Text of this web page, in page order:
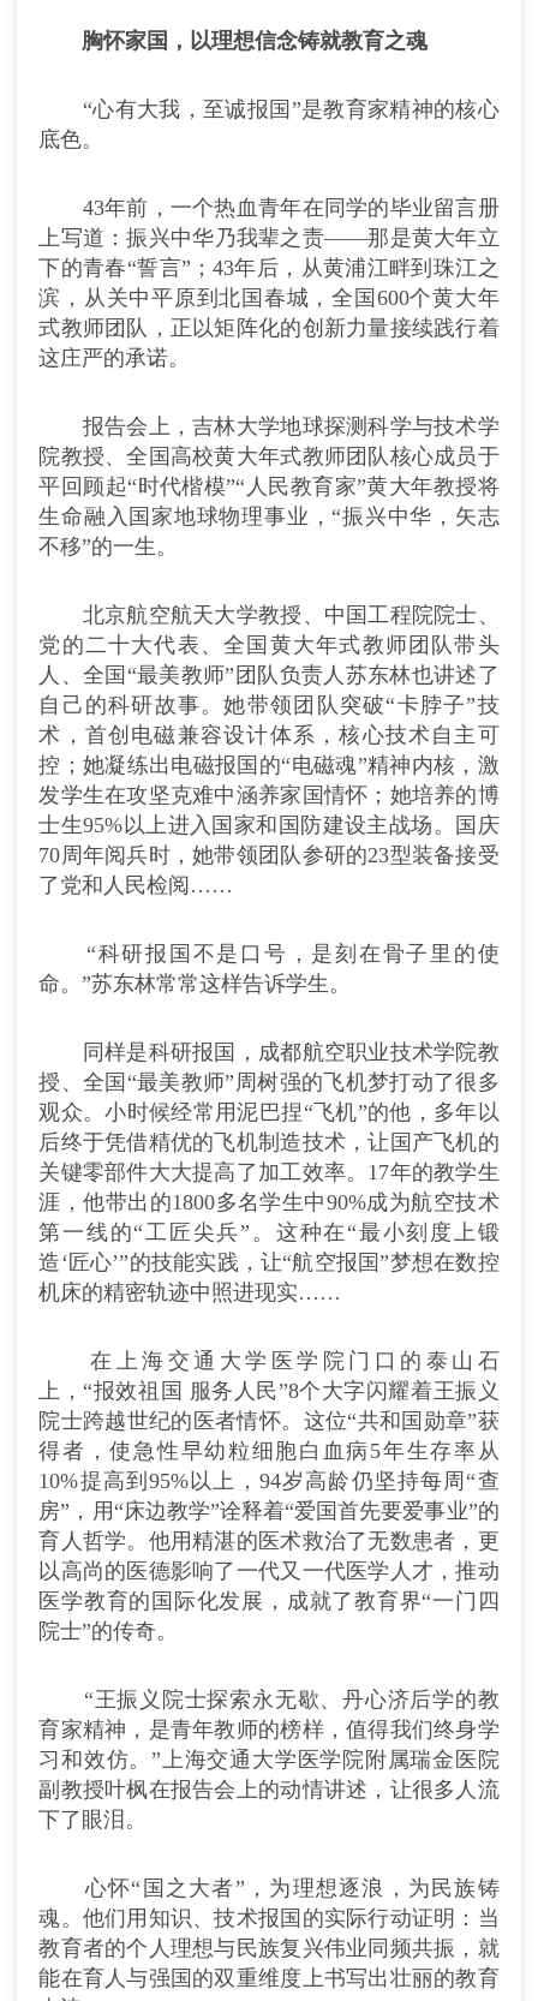
胸怀家国，以理想信念铸就教育之魂
“心有大我，至诚报国”是教育家精神的核心
底色。
43年前，一个热血青年在同学的毕业留言册
上写道：振兴中华乃我辈之责——那是黄大年立
下的青春“誓言”；43年后，从黄浦江畔到珠江之
滨，从关中平原到北国春城，全国600个黄大年
式教师团队，正以矩阵化的创新力量接续践行着
这庄严的承诺。
报告会上，吉林大学地球探测科学与技术学
院教授、全国高校黄大年式教师团队核心成员于
平回顾起“时代楷模”“人民教育家”黄大年教授将
生命融入国家地球物理事业，“振兴中华，矢志
不移”的一生。
北京航空航天大学教授、中国工程院院士、
党的二十大代表、全国黄大年式教师团队带头
人、全国“最美教师”团队负责人苏东林也讲述了
自己的科研故事。她带领团队突破“卡脖子”技
术，首创电磁兼容设计体系，核心技术自主可
控；她凝练出电磁报国的“电磁魂”精神内核，激
发学生在攻坚克难中涵养家国情怀；她培养的博
士生95%以上进入国家和国防建设主战场。国庆
70周年阅兵时，她带领团队参研的23型装备接受
了党和人民检阅……
“科研报国不是口号，是刻在骨子里的使
命。”苏东林常常这样告诉学生。
同样是科研报国，成都航空职业技术学院教
授、全国“最美教师”周树强的飞机梦打动了很多
观众。小时候经常用泥巴捏“飞机”的他，多年以
后终于凭借精优的飞机制造技术，让国产飞机的
关键零部件大大提高了加工效率。17年的教学生
涯，他带出的1800多名学生中90%成为航空技术
第一线的“工匠尖兵”。这种在“最小刻度上锻
造‘匠心’”的技能实践，让“航空报国”梦想在数控
机床的精密轨迹中照进现实……
在上海交通大学医学院门口的泰山石
上，“报效祖国 服务人民”8个大字闪耀着王振义
院士跨越世纪的医者情怀。这位“共和国勋章”获
得者，使急性早幼粒细胞白血病5年生存率从
10%提高到95%以上，94岁高龄仍坚持每周“查
房”，用“床边教学”诠释着“爱国首先要爱事业”的
育人哲学。他用精湛的医术救治了无数患者，更
以高尚的医德影响了一代又一代医学人才，推动
医学教育的国际化发展，成就了教育界“一门四
院士”的传奇。
“王振义院士探索永无歇、丹心济后学的教
育家精神，是青年教师的榜样，值得我们终身学
习和效仿。”上海交通大学医学院附属瑞金医院
副教授叶枫在报告会上的动情讲述，让很多人流
下了眼泪。
心怀“国之大者”，为理想逐浪，为民族铸
魂。他们用知识、技术报国的实际行动证明：当
教育者的个人理想与民族复兴伟业同频共振，就
能在育人与强国的双重维度上书写出壮丽的教育